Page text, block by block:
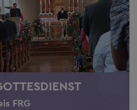
FRG